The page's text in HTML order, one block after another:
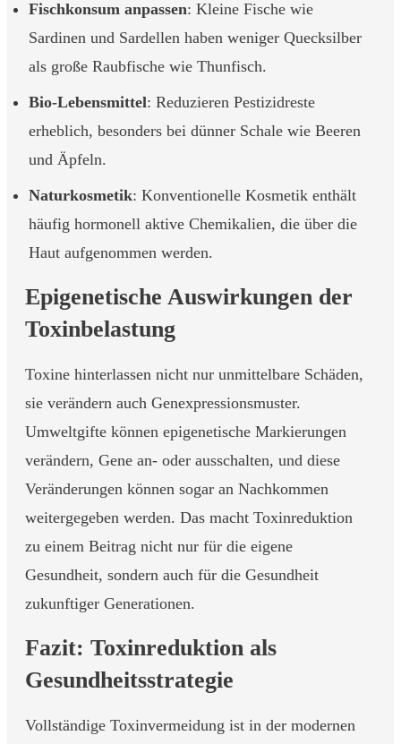
Fischkonsum anpassen: Kleine Fische wie
Sardinen und Sardellen haben weniger Quecksilber
als große Raubfische wie Thunfisch.
Bio-Lebensmittel: Reduzieren Pestizidreste
erheblich, besonders bei dünner Schale wie Beeren
und Äpfeln.
Naturkosmetik: Konventionelle Kosmetik enthält
häufig hormonell aktive Chemikalien, die über die
Haut aufgenommen werden.
Epigenetische Auswirkungen der
Toxinbelastung
Toxine hinterlassen nicht nur unmittelbare Schäden,
sie verändern auch Genexpressionsmuster.
Umweltgifte können epigenetische Markierungen
verändern, Gene an- oder ausschalten, und diese
Veränderungen können sogar an Nachkommen
weitergegeben werden. Das macht Toxinreduktion
zu einem Beitrag nicht nur für die eigene
Gesundheit, sondern auch für die Gesundheit
zukunftiger Generationen.
Fazit: Toxinreduktion als
Gesundheitsstrategie
Vollständige Toxinvermeidung ist in der modernen